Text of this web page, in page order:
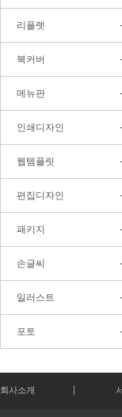
리플렛
북커버
메뉴판
인쇄디자인
웹템플릿
편집디자인
패키지
손글씨
일러스트
포토
회사소개